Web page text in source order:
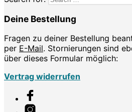
Deine Bestellung
Fragen zu deiner Bestellung
per E-Mail. Stornierungen sind
über dieses Formular möglich:
Vertrag widerrufen